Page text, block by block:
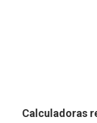
Calculadoras